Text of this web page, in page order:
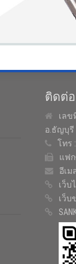
ติดต่อ
เลข
อ.ธัญบุรี
โทร :
แฟ
อีเม
เว็บ
เว็บ